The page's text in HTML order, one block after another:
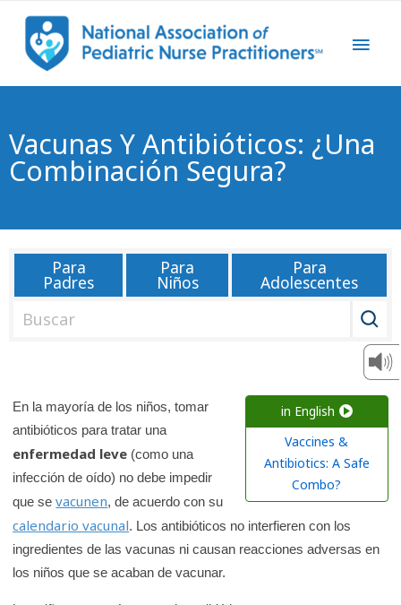
Vacunas Y Antibióticos: ¿Una
Combinación Segura?
Para
Padres
Para
Niños
Para
Adolescentes
a
r
e
n
l
a
b
i
b
in English
Vaccines &
Antibiotics: A Safe
Combo?
En la mayoría de los niños, tomar
antibióticos para tratar una
enfermedad leve (como una
infección de oído) no debe impedir
que sevacunen, de acuerdo con su
calendario vacunal. Los antibióticos no interfieren con los
ingredientes de las vacunas ni causan reacciones adversas en
los niños que se acaban de vacunar.